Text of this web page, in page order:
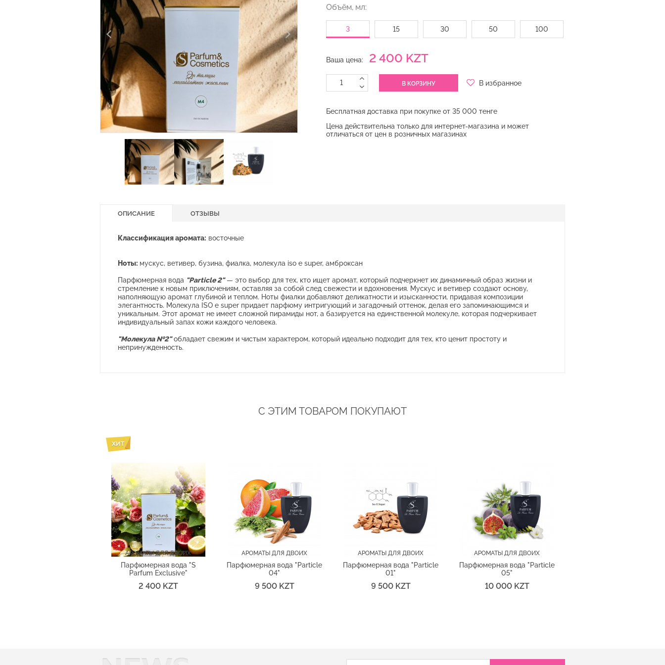
Объём, мл:
3 15 30 50 100
Ваша цена: 2 400 KZT
В избранное
Бесплатная доставка при покупке от 35 000 тенге
Цена действительна только для интернет-магазина и может
отличаться от цен в розничных магазинах
ОПИСАНИЕ ОТЗЫВЫ
Классификация аромата: восточные
Ноты: мускус, ветивер, бузина, фиалка, молекула iso e super, амброксан
Парфюмерная вода "Particle 2"— это выбор для тех, кто ищет аромат, который подчеркнет их динамичный образ жизни и
стремление к новым приключениям, оставляя за собой след свежести и вдохновения. Мускус и ветивер создают основу,
наполняющую аромат глубиной и теплом. Ноты фиалки добавляют деликатности и изысканности, придавая композиции
элегантность. Молекула ISO e super придает парфюму интригующий и загадочный оттенок, делая его запоминающимся и
уникальным. Этот аромат не имеет сложной пирамиды нот, а базируется на единственной молекуле, которая подчеркивает
индивидуальный запах кожи каждого человека.
"Молекула №2"обладает свежим и чистым характером, который идеально подходит для тех, кто ценит простоту и
непринужденность.
С ЭТИМ ТОВАРОМ ПОКУПАЮТ
АРОМАТЫ ДЛЯ ДВОИХ
Парфюмерная вода "S
Parfum Exclusive"
2 400 KZT
АРОМАТЫ ДЛЯ ДВОИХ
Парфюмерная вода "Particle
04"
9 500 KZT
АРОМАТЫ ДЛЯ ДВОИХ
Парфюмерная вода "Particle
01"
9 500 KZT
АРОМАТЫ ДЛЯ ДВОИХ
Парфюмерная вода "Particle
05"
10 000 KZT